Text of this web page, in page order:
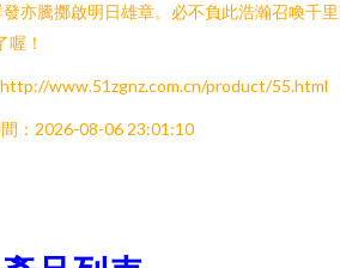
亦騰擲啟明日雄章。必不負此浩瀚召喚千
喔！
www.51zgnz.com.cn/product/55.html
：2026-08-06 23:01:10